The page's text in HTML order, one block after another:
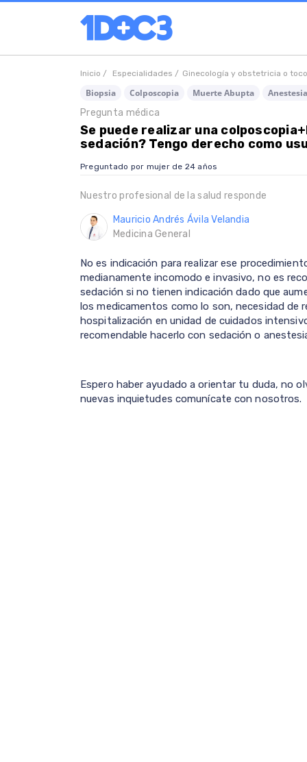
Inicio / Especialidades / Ginecología y obstetricia o
Biopsia Colposcopia Muerte Abupta
Pregunta médica
Se puede realizar una
sedación? Tengo derecho como
Preguntado por mujer de 24 años
Nuestro profesional de la salud responde
Mauricio Andrés Ávila Velandia
Medicina General
No es indicación para realizar ese
medianamente incomodo e invasivo, no es
sedación si no tienen indicación dado que
los medicamentos como lo son, necesidad de
hospitalización en unidad de cuidados
recomendable hacerlo con sedación o
Espero haber ayudado a orientar tu duda, no
nuevas inquietudes comunícate con nosotros.